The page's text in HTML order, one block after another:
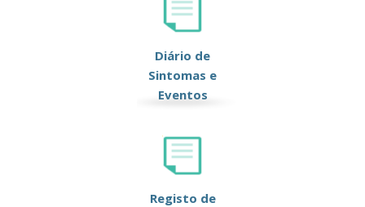
Diário de
Sintomas e
Eventos
Registo de